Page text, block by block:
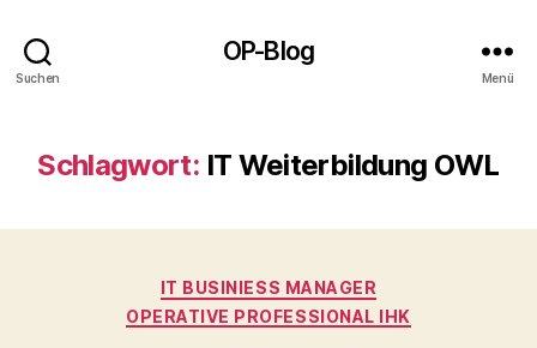
Suchen
OP-Blog
Menü
Schlagwort: IT Weiterbildung OWL
Kategorien
IT BUSINIESS MANAGER
OPERATIVE PROFESSIONAL IHK